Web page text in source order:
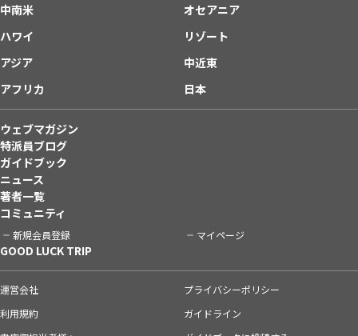
中南米
オセアニア
ハワイ
リゾート
アジア
中近東
アフリカ
日本
ウェブマガジン
特派員ブログ
ガイドブック
ニュース
著者一覧
コミュニティ
新規会員登録 マイページ
GOOD LUCK TRIP
運営会社
プライバシーポリシー
利用規約
ガイドライン